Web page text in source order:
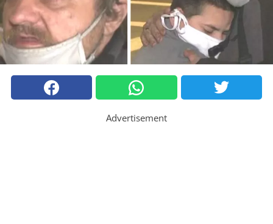
Advertisement